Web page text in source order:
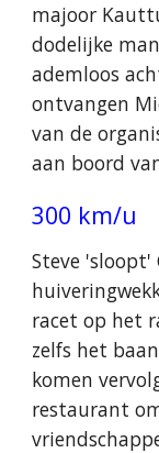
majoor
dodelijke
ademloos
ontvangen
van de
aan boord
300 km/u
Steve
racet op het
zelfs het
komen
restaurant